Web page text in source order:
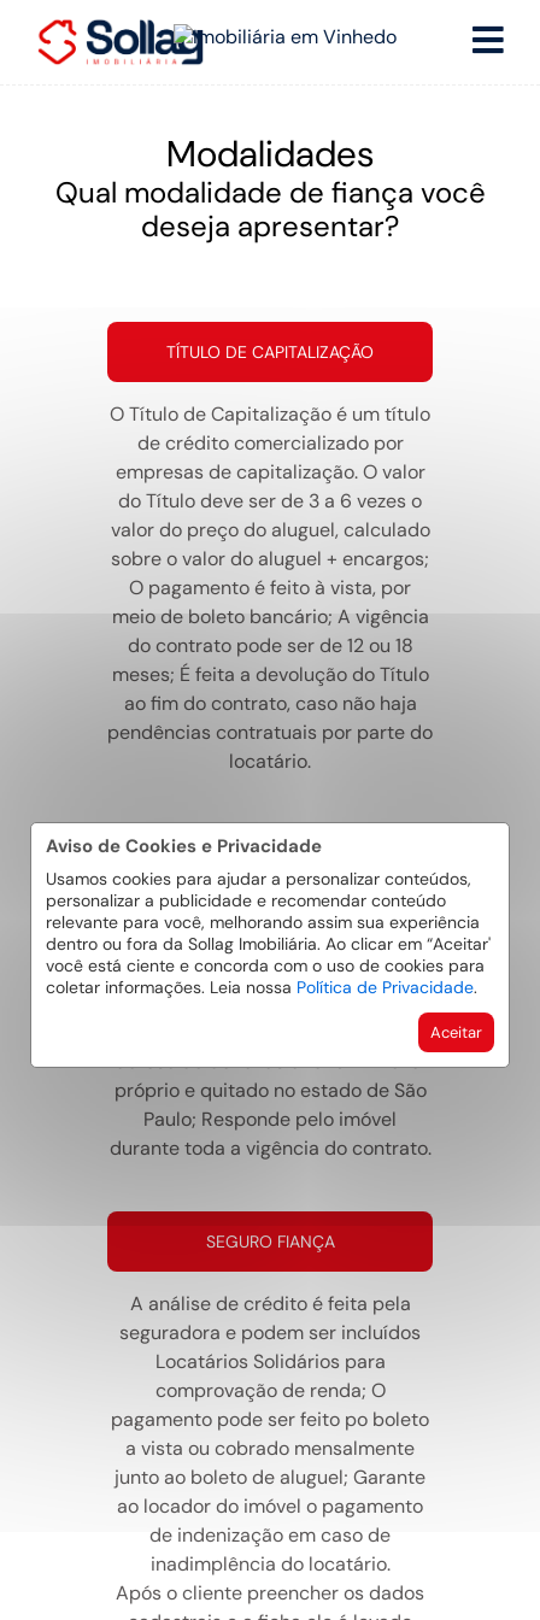
Aviso de Cookies e Privacidade
Usamos cookies para ajudar a personalizar conteúdos,
personalizar a publicidade e recomendar conteúdo
relevante para você, melhorando assim sua experiência
dentro ou fora da Sollag Imobiliária. Ao clicar em “Aceitar'
você está ciente e concorda com o uso de cookies para
coletar informações. Leia nossa Política de Privacidade.
Aceitar
Modalidades
Qual modalidade de fiança você
deseja apresentar?
TÍTULO DE CAPITALIZAÇÃO
O Título de Capitalização é um título
de crédito comercializado por
empresas de capitalização. O valor
do Título deve ser de 3 a 6 vezes o
valor do preço do aluguel, calculado
sobre o valor do aluguel + encargos;
O pagamento é feito à vista, por
meio de boleto bancário; A vigência
do contrato pode ser de 12 ou 18
meses; É feita a devolução do Título
ao fim do contrato, caso não haja
pendências contratuais por parte do
locatário.
FIADOR
O fiador fica responsável pelo
pagamento no caso de
inadimplência do locatário; A
pessoa deverá comprovar renda
acrescido de taxas e ter um imóvel
próprio e quitado no estado de São
Paulo; Responde pelo imóvel
durante toda a vigência do contrato.
SEGURO FIANÇA
A análise de crédito é feita pela
seguradora e podem ser incluídos
Locatários Solidários para
comprovação de renda; O
pagamento pode ser feito po boleto
a vista ou cobrado mensalmente
junto ao boleto de aluguel; Garante
ao locador do imóvel o pagamento
de indenização em caso de
inadimplência do locatário.
Após o cliente preencher os dados